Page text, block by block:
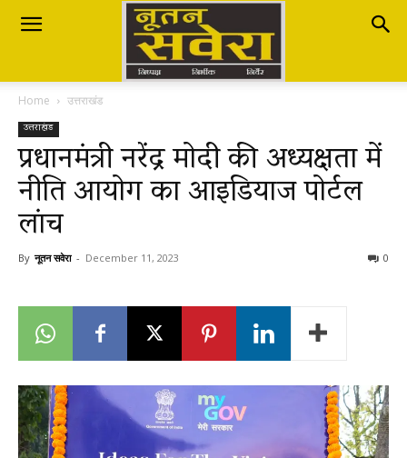
Nutan
Savera
नूतन
सवेरा
Breaking
Home उत्तराखंड
उत्तराखंड
प्रधानमंत्री नरेंद्र मोदी की अध्यक्षता में
नीति आयोग का आइडियाज पोर्टल
लांच
By नूतन सवेरा - December 11, 2023 0